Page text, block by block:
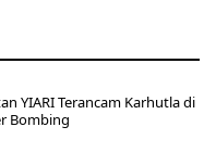
YIARI Terancam Karhutla di
Bombing